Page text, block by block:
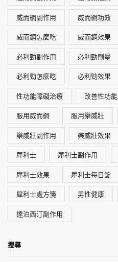
威而鋼副作用 威而鋼功效
威而鋼怎麼吃 威而鋼效果
必利勁副作用 必利勁劑量
必利勁怎麼吃 必利勁效果
性功能障礙治療 改善性功能
服用威而鋼 服用樂威壯
樂威壯副作用 樂威壯效果
犀利士 犀利士副作用
犀利士效果 犀利士每日錠
犀利士處方箋 男性健康
達泊西汀副作用
搜尋